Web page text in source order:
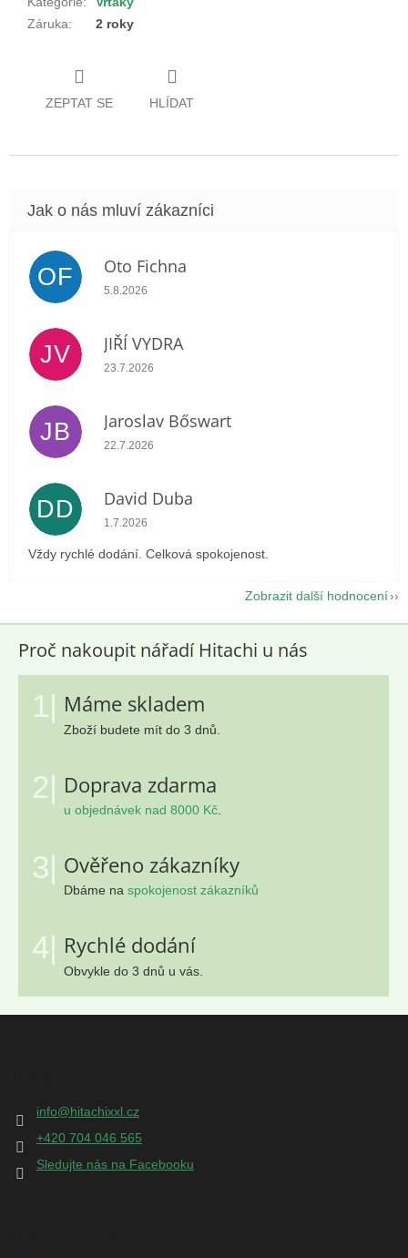
Záruka: 2 roky
ZEPTAT SE HLÍDAT
OF Oto Fichna
Hodnocení obchodu je 5 z 5 hvězdiček.
5.8.2026
JV JIŘÍ VYDRA
Hodnocení obchodu je 5 z 5 hvězdiček.
23.7.2026
JB Jaroslav Bőswart
Hodnocení obchodu je 5 z 5 hvězdiček.
22.7.2026
DD David Duba
Hodnocení obchodu je 5 z 5 hvězdiček.
1.7.2026
Vždy rychlé dodání. Celková spokojenost.
Zobrazit další hodnocení
Proč nakoupit nářadí Hitachi u nás
1| Máme skladem
Zboží budete mít do 3 dnů.
2| Doprava zdarma
u objednávek nad 8000 Kč.
3| Ověřeno zákazníky
Dbáme na spokojenost zákazníků
4| Rychlé dodání
Obvykle do 3 dnů u vás.
Z
info@hitachixxl.cz
+420 704 046 565
Sledujte nás na Facebooku